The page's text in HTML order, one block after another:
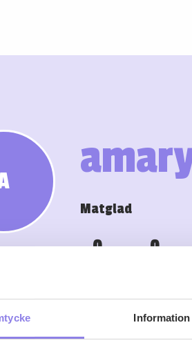
Information
Matglad
0 0